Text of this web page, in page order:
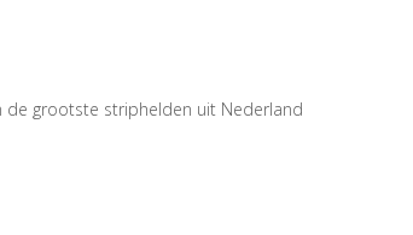
de grootste striphelden uit Nederland